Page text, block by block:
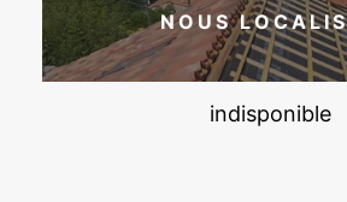
NOUS
indisponible